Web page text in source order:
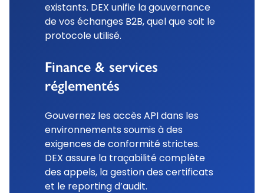
existants. DEX unifie la gouvernance
de vos échanges B2B, quel que soit le
protocole utilisé.
Finance & services
réglementés
Gouvernez les accès API dans les
environnements soumis à des
exigences de conformité strictes.
DEX assure la traçabilité complète
des appels, la gestion des certificats
et le reporting d’audit.